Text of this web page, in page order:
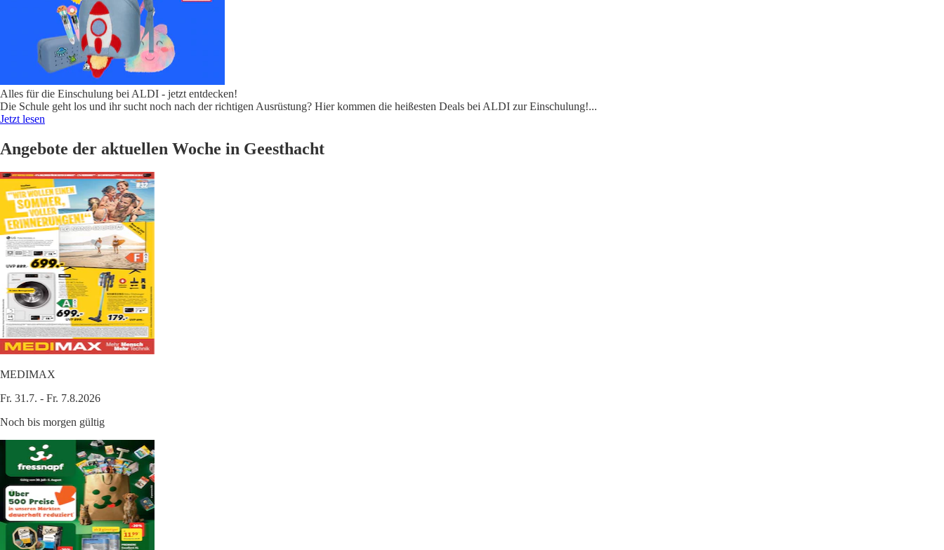
Alles für die Einschulung bei ALDI - jetzt entdecken!
Die Schule geht los und ihr sucht noch nach der richtigen Ausrüstung? Hier kommen die heißesten Deals bei ALDI zur Einschulung!...
Jetzt lesen
Angebote der aktuellen Woche in Geesthacht
MEDIMAX
Fr. 31.7. - Fr. 7.8.2026
Noch bis morgen gültig